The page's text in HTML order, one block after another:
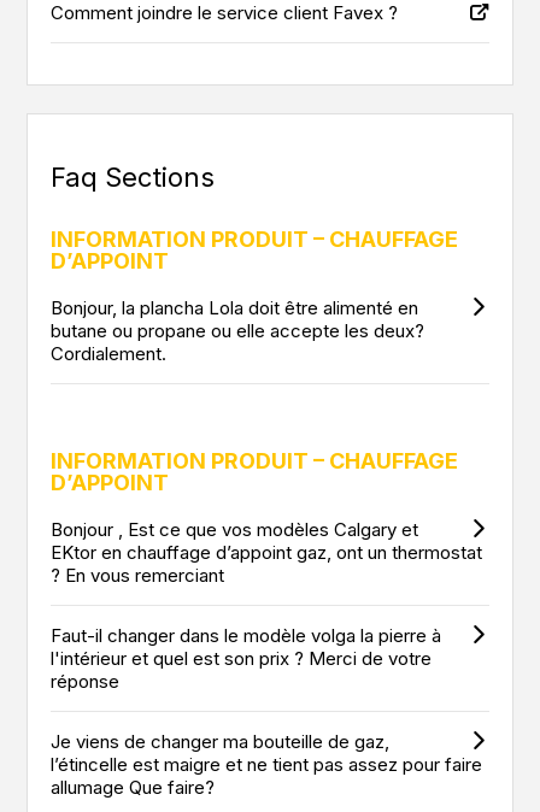
Comment joindre le service client Favex ?
Faq Sections
INFORMATION PRODUIT – CHAUFFAGE
D’APPOINT
Bonjour, la plancha Lola doit être alimenté en
butane ou propane ou elle accepte les deux?
Cordialement.
INFORMATION PRODUIT – CHAUFFAGE
D’APPOINT
Bonjour , Est ce que vos modèles Calgary et
EKtor en chauffage d’appoint gaz, ont un thermostat
? En vous remerciant
Faut-il changer dans le modèle volga la pierre à
l'intérieur et quel est son prix ? Merci de votre
réponse
Je viens de changer ma bouteille de gaz,
l’étincelle est maigre et ne tient pas assez pour faire
allumage Que faire?